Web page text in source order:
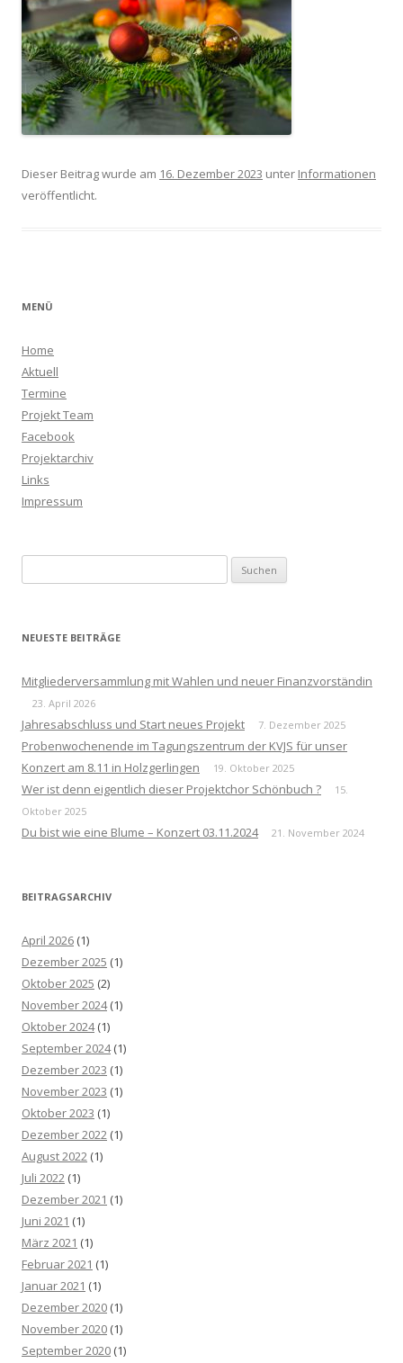
Dieser Beitrag wurde am 16. Dezember 2023 unter Informationen
veröffentlicht.
MENÜ
Home
Aktuell
Termine
Projekt Team
Facebook
Projektarchiv
Links
Impressum
nach:
NEUESTE BEITRÄGE
Mitgliederversammlung mit Wahlen und neuer Finanzvorständin
23. April 2026
Jahresabschluss und Start neues Projekt 7. Dezember 2025
Probenwochenende im Tagungszentrum der KVJS für unser
Konzert am 8.11 in Holzgerlingen
19. Oktober 2025
Wer ist denn eigentlich dieser Projektchor Schönbuch ?
15.
Oktober 2025
Du bist wie eine Blume – Konzert 03.11.2024 21. November 2024
BEITRAGSARCHIV
April 2026 (1)
Dezember 2025 (1)
Oktober 2025 (2)
November 2024(1)
Oktober 2024(1)
September 2024(1)
Dezember 2023 (1)
November 2023 (1)
Oktober 2023 (1)
Dezember 2022 (1)
August 2022 (1)
Juli 2022 (1)
Dezember 2021 (1)
Juni 2021 (1)
März 2021 (1)
Februar 2021 (1)
Januar 2021 (1)
Dezember 2020 (1)
November 2020 (1)
September 2020 (1)